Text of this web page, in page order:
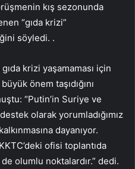
kış sezonunda
“gıda krizi”
söyledi. .
krizi yaşamaması için
önem taşıdığını
“Putin’in Suriye ve
olarak yorumladığımız
dayanıyor.
ofisi toplantıda
olumlu noktalardır.” dedi.